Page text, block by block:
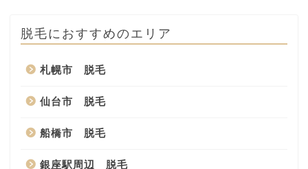
脱毛におすすめのエリア
札幌市 脱毛
仙台市 脱毛
船橋市 脱毛
銀座駅周辺 脱毛